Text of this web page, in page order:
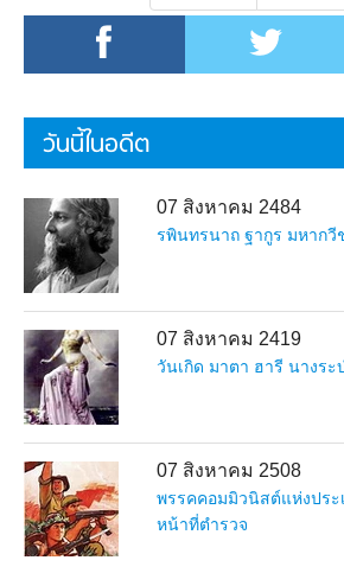
วันนี้ในอดีต
07 สิงหาคม 2484
รพินทรนาถ ฐากูร มหากวี
07 สิงหาคม 2419
วันเกิด มาตา ฮารี นางระ
07 สิงหาคม 2508
พรรคคอมมิวนิสต์แห่งประ
หน้าที่ตำรวจ